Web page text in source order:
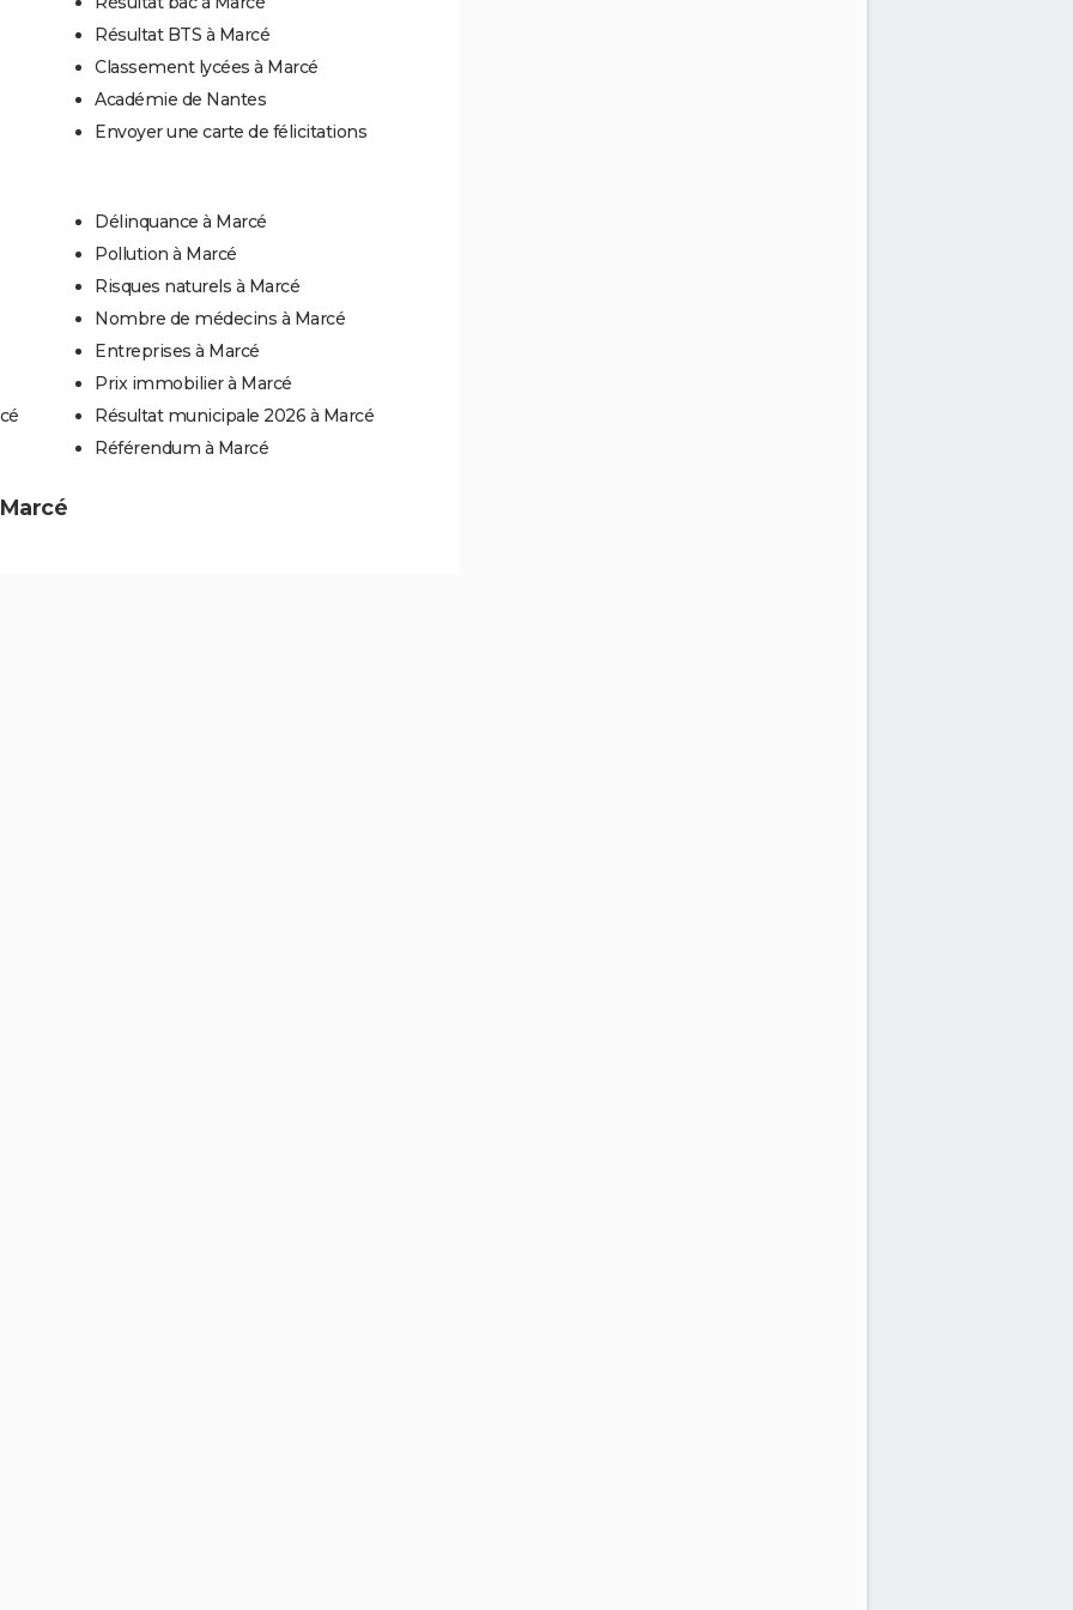
Résultat BTS à Marcé
Classement lycées à Marcé
Académie de Nantes
Envoyer une carte de félicitations
Délinquance à Marcé
Pollution à Marcé
Risques naturels à Marcé
Nombre de médecins à Marcé
Entreprises à Marcé
Prix immobilier à Marcé
Résultat municipale 2026 à Marcé
Référendum à Marcé